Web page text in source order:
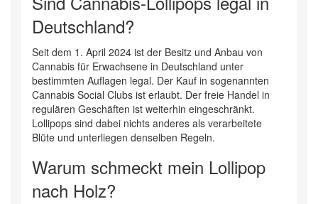
Deutschland?
Seit dem 1. April 2024 ist der Besitz und Anbau von
Cannabis für Erwachsene in Deutschland unter
bestimmten Auflagen legal. Der Kauf in sogenannten
Cannabis Social Clubs ist erlaubt. Der freie Handel in
regulären Geschäften ist weiterhin eingeschränkt.
Lollipops sind dabei nichts anderes als verarbeitete
Blüte und unterliegen denselben Regeln.
Warum schmeckt mein Lollipop
nach Holz?